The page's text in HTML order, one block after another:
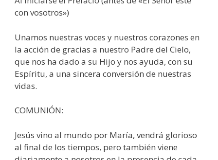
con vosotros»)
Unamos nuestras voces y nuestros corazones en
la acción de gracias a nuestro Padre del Cielo,
que nos ha dado a su Hijo y nos ayuda, con su
Espíritu, a una sincera conversión de nuestras
vidas.
COMUNIÓN:
Jesús vino al mundo por María, vendrá glorioso
al final de los tiempos, pero también viene